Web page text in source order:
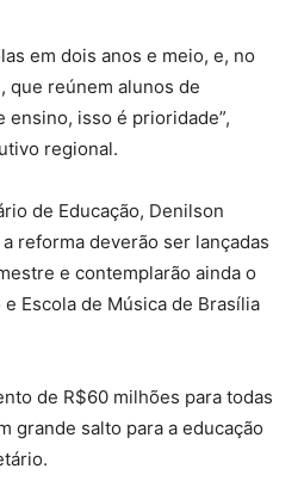
em dois anos e meio, e, no
que reúnem alunos de
isso é prioridade”,
regional.
de Educação, Denilson
reforma deverão ser lançadas
e contemplarão ainda o
Escola de Música de Brasília
de R$60 milhões para todas
grande salto para a educação